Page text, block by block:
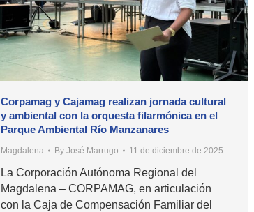
Corpamag y Cajamag realizan jornada cultural
y ambiental con la orquesta filarmónica en el
Parque Ambiental Río Manzanares
Magdalena By José Marrugo 11 de diciembre de 2025
La Corporación Autónoma Regional del
Magdalena – CORPAMAG, en articulación
con la Caja de Compensación Familiar del